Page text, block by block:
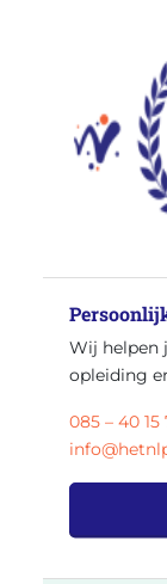
Wij helpen
opleiding
085 – 40 15